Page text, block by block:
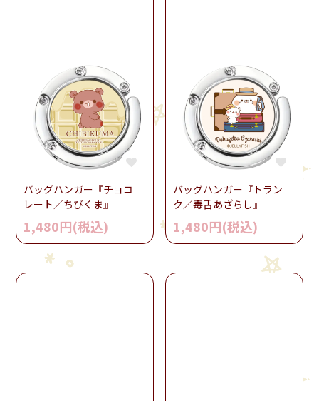
バッグハンガー『チョコ
レート／ちびくま』
1,480円(税込)
バッグハンガー『トラン
ク／毒舌あざらし』
1,480円(税込)